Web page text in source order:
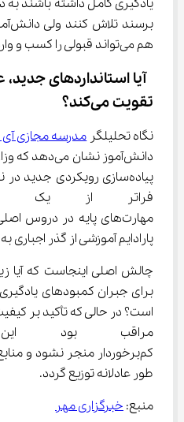
یادگیری کامل داشته باشند
هم می‌تواند قبولی را کسب و وارد پایه بالاتر شود.
آیا استانداردهای
تقویت می‌کند؟
نگاه تحلیلگر مدرسه مجازی آی ‌نو
دانش‌آموز
پیاده‌سازی رویکردی جدید
فراتر از یک
پارادایم آموزشی از گذر
است؟ در حالی که تأکید بر
مراقب بود
کم‌برخوردار منجر نشود و
طور عادلانه توزیع گردد.
منبع: خبرگزاری مهر